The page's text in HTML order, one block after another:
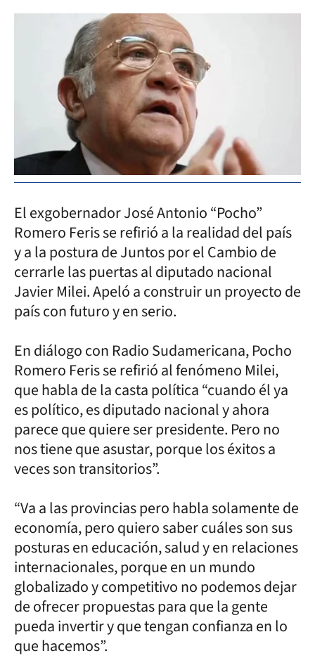
El exgobernador José Antonio “Pocho”
Romero Feris se refirió a la realidad del país
y a la postura de Juntos por el Cambio de
cerrarle las puertas al diputado nacional
Javier Milei. Apeló a construir un proyecto de
país con futuro y en serio.
En diálogo con Radio Sudamericana, Pocho
Romero Feris se refirió al fenómeno Milei,
que habla de la casta política “cuando él ya
es político, es diputado nacional y ahora
parece que quiere ser presidente. Pero no
nos tiene que asustar, porque los éxitos a
veces son transitorios”.
“Va a las provincias pero habla solamente de
economía, pero quiero saber cuáles son sus
posturas en educación, salud y en relaciones
internacionales, porque en un mundo
globalizado y competitivo no podemos dejar
de ofrecer propuestas para que la gente
pueda invertir y que tengan confianza en lo
que hacemos”.